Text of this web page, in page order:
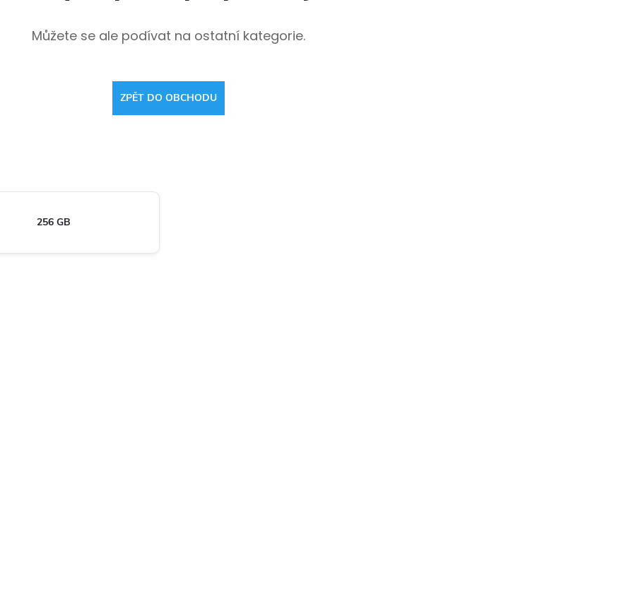
Můžete se ale podívat na ostatní kategorie.
ZPĚT DO OBCHODU
256 GB